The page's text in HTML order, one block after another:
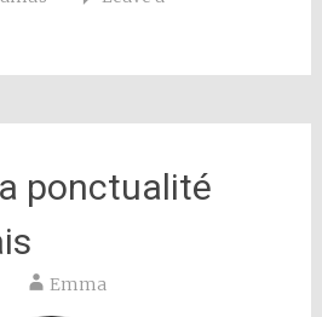
ponctualité
Emma